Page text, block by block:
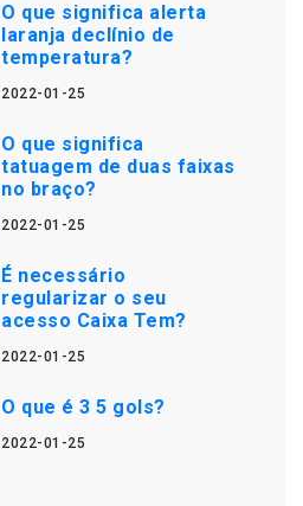
O que significa alerta
laranja declínio de
temperatura?
2022-01-25
O que significa
tatuagem de duas faixas
no braço?
2022-01-25
É necessário
regularizar o seu
acesso Caixa Tem?
2022-01-25
O que é 3 5 gols?
2022-01-25